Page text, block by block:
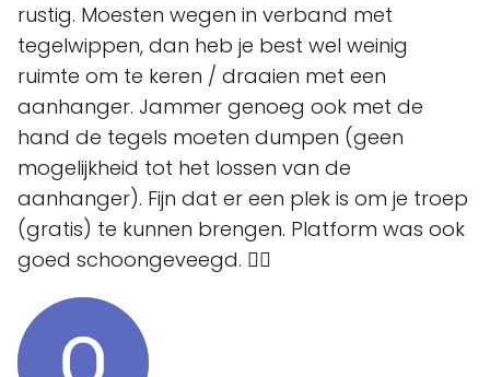
rustig. Moesten wegen in verband met
tegelwippen, dan heb je best wel weinig
ruimte om te keren / draaien met een
aanhanger. Jammer genoeg ook met de
hand de tegels moeten dumpen (geen
mogelijkheid tot het lossen van de
aanhanger). Fijn dat er een plek is om je troep
(gratis) te kunnen brengen. Platform was ook
goed schoongeveegd. 👌🏻